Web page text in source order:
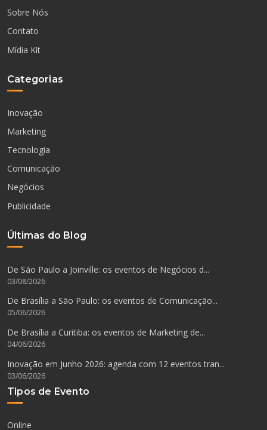
Sobre Nós
Contato
Mídia Kit
Categorias
Inovação
Marketing
Tecnologia
Comunicação
Negócios
Publicidade
Últimas do Blog
De São Paulo a Joinville: os eventos de Negócios d...
03/08/2026
De Brasília a São Paulo: os eventos de Comunicação...
05/06/2026
De Brasília a Curitiba: os eventos de Marketing de...
04/06/2026
Inovação em Junho 2026: agenda com 12 eventos tran...
03/06/2026
Tipos de Evento
Online